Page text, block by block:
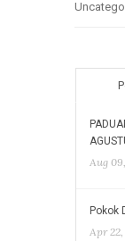
Aug
Pokok
Apr 22,